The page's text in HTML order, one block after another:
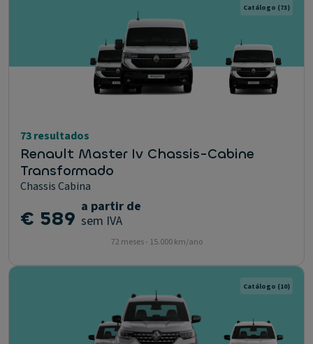
Catálogo (73)
73 resultados
Renault Master Iv Chassis-Cabine
Transformado
Chassis Cabina
€ 589 a partir de
sem IVA
72 meses - 15.000 km/ano
Catálogo (10)